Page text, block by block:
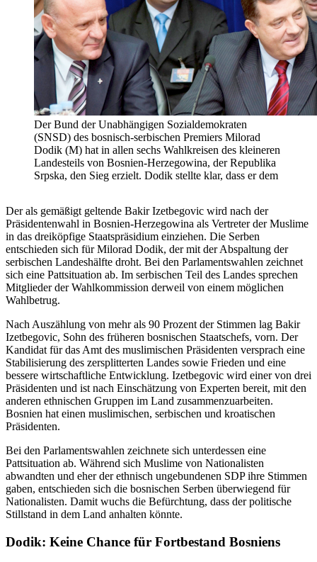
Der Bund der Unabhängigen Sozialdemokraten
(SNSD) des bosnisch-serbischen Premiers Milorad
Dodik (M) hat in allen sechs Wahlkreisen des kleineren
Landesteils von Bosnien-Herzegowina, der Republika
Srpska, den Sieg erzielt. Dodik stellte klar, dass er dem
Der als gemäßigt geltende Bakir Izetbegovic wird nach der
Präsidentenwahl in Bosnien-Herzegowina als Vertreter der Muslime
in das dreiköpfige Staatspräsidium einziehen. Die Serben
entschieden sich für Milorad Dodik, der mit der Abspaltung der
serbischen Landeshälfte droht. Bei den Parlamentswahlen zeichnet
sich eine Pattsituation ab. Im serbischen Teil des Landes sprechen
Mitglieder der Wahlkommission derweil von einem möglichen
Wahlbetrug.
Nach Auszählung von mehr als 90 Prozent der Stimmen lag Bakir
Izetbegovic, Sohn des früheren bosnischen Staatschefs, vorn. Der
Kandidat für das Amt des muslimischen Präsidenten versprach eine
Stabilisierung des zersplitterten Landes sowie Frieden und eine
bessere wirtschaftliche Entwicklung. Izetbegovic wird einer von drei
Präsidenten und ist nach Einschätzung von Experten bereit, mit den
anderen ethnischen Gruppen im Land zusammenzuarbeiten.
Bosnien hat einen muslimischen, serbischen und kroatischen
Präsidenten.
Bei den Parlamentswahlen zeichnete sich unterdessen eine
Pattsituation ab. Während sich Muslime von Nationalisten
abwandten und eher der ethnisch ungebundenen SDP ihre Stimmen
gaben, entschieden sich die bosnischen Serben überwiegend für
Nationalisten. Damit wuchs die Befürchtung, dass der politische
Stillstand in dem Land anhalten könnte.
Dodik: Keine Chance für Fortbestand Bosniens